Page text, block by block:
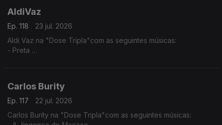
AldiVaz
Ep. 118
23 jul. 2026
Aldi Vaz na "Dose Tripla"com as seguintes músicas:
- Preta
Carlos Burity
Ep. 117
22 jul. 2026
Carlos Burity na "Dose Tripla"com as seguintes músicas: